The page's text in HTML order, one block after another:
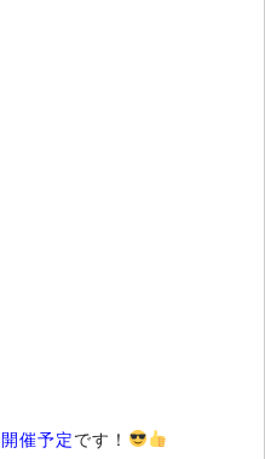
催予定です！